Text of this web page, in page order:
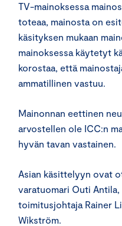
TV-mainoksessa
toteaa, mainosta on
käsityksen mukaan
mainoksessa käytetyt
korostaa, että
ammatillinen vastuu.
Mainonnan eettinen
arvostellen ole ICC:n
hyvän tavan vastainen.
Asian käsittelyyn ovat
varatuomari Outi
toimitusjohtaja Rainer
Wikström.